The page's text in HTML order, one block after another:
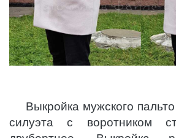
Выкройка мужского
силуэта с воротником